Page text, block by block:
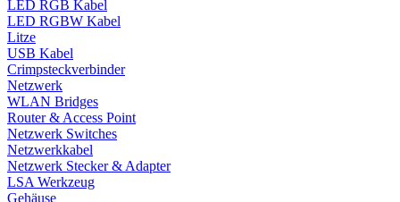
LED RGB Kabel
LED RGBW Kabel
Litze
USB Kabel
Crimpsteckverbinder
Netzwerk
WLAN Bridges
Router & Access Point
Netzwerk Switches
Netzwerkkabel
Netzwerk Stecker & Adapter
LSA Werkzeug
Gehäuse